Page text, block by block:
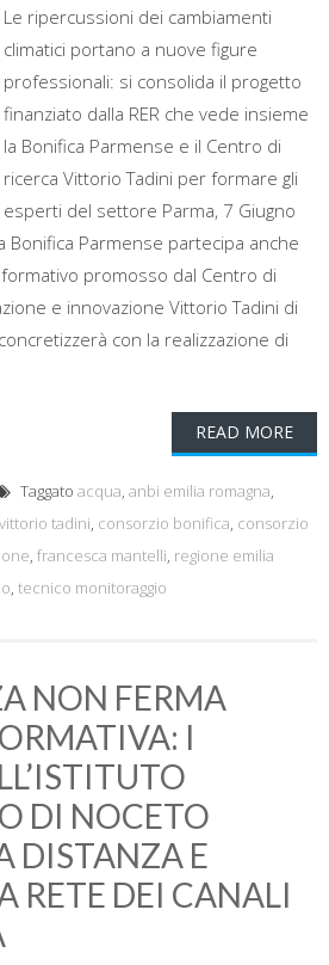
Le ripercussioni dei cambiamenti
climatici portano a nuove figure
professionali: si consolida il progetto
finanziato dalla RER che vede insieme
la Bonifica Parmense e il Centro di
ricerca Vittorio Tadini per formare gli
esperti del settore Parma, 7 Giugno
Bonifica Parmense partecipa anche
promosso dal Centro di
e innovazione Vittorio Tadini di
con la realizzazione di
READ MORE
Taggato acqua, anbi emilia romagna,
tadini, consorzio bonifica, consorzio
, francesca mantelli, regione emilia
, tecnico monitoraggio
NON FERMA
I
DI NOCETO
DISTANZA E
RETE DEI CANALI